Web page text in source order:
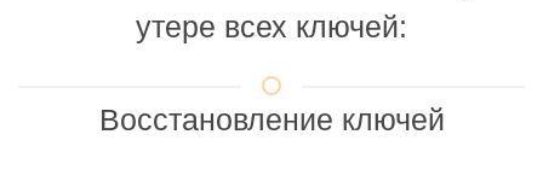
утере всех ключей:
Восстановление ключей